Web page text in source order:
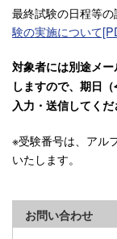
最終試験の日程等
験の実施について
対象者には別途メ
しますので、期日
入力・送信してくだ
※受験番号は、アル
いたします。
お問い合わせ